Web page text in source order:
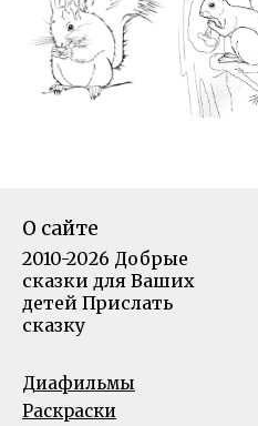
О сайте
2010-2026 Добрые
сказки для Ваших
детей Прислать
сказку
Диафильмы
Раскраски